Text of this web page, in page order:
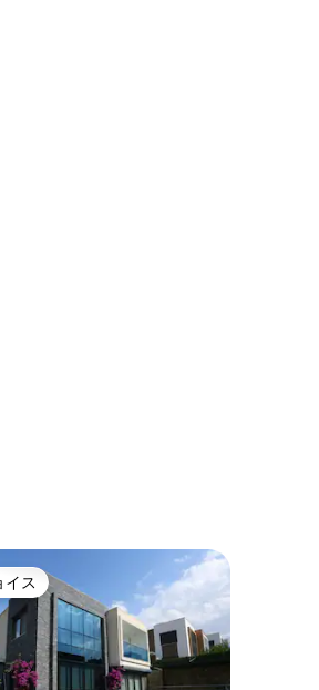
つ星の平均評価
イス
イス